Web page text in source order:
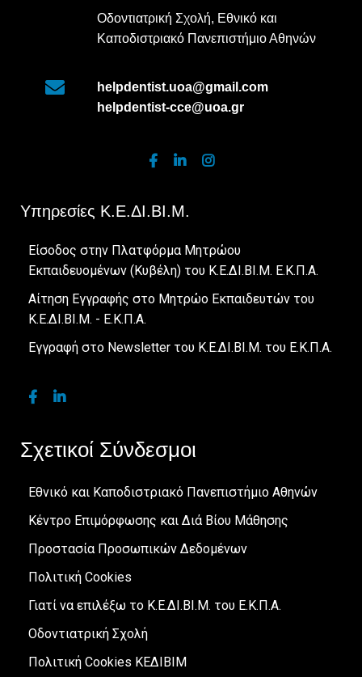
Οδοντιατρική Σχολή, Εθνικό και
Καποδιστριακό Πανεπιστήμιο Αθηνών
helpdentist.uoa@gmail.com
helpdentist-cce@uoa.gr
Υπηρεσίες Κ.Ε.ΔΙ.ΒΙ.Μ.
Είσοδος στην Πλατφόρμα Μητρώου
Εκπαιδευομένων (Κυβέλη) του Κ.Ε.ΔΙ.ΒΙ.Μ. Ε.Κ.Π.Α.
Αίτηση Εγγραφής στο Μητρώο Εκπαιδευτών του
Κ.Ε.ΔΙ.ΒΙ.Μ. - Ε.Κ.Π.Α.
Εγγραφή στο Newsletter του Κ.Ε.ΔΙ.ΒΙ.Μ. του Ε.Κ.Π.Α.
Σχετικοί Σύνδεσμοι
Εθνικό και Καποδιστριακό Πανεπιστήμιο Αθηνών
Κέντρο Επιμόρφωσης και Διά Βίου Μάθησης
Προστασία Προσωπικών Δεδομένων
Πολιτική Cookies
Γιατί να επιλέξω το Κ.Ε.ΔΙ.ΒΙ.Μ. του Ε.Κ.Π.Α.
Οδοντιατρική Σχολή
Πολιτική Cookies ΚΕΔΙΒΙΜ